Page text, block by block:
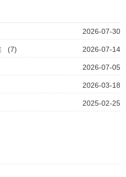
2026-07-30
2026-07-14
(7)
2026-07-05
2026-03-18
2025-02-25